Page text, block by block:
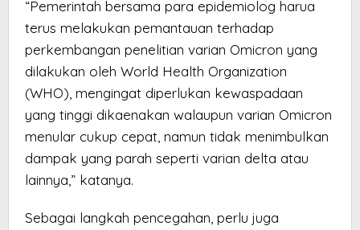
“Pemerintah bersama para epidemiolog harua
terus melakukan pemantauan terhadap
perkembangan penelitian varian Omicron yang
dilakukan oleh World Health Organization
(WHO), mengingat diperlukan kewaspadaan
yang tinggi dikaenakan walaupun varian Omicron
menular cukup cepat, namun tidak menimbulkan
dampak yang parah seperti varian delta atau
lainnya,” katanya.
Sebagai langkah pencegahan, perlu juga